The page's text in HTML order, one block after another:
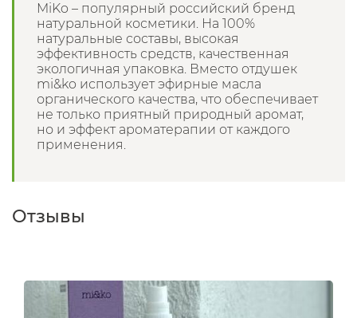
MiKo – популярный российский бренд
натуральной косметики. На 100%
натуральные составы, высокая
эффективность средств, качественная
экологичная упаковка. Вместо отдушек
mi&ko использует эфирные масла
органического качества, что обеспечивает
не только приятный природный аромат,
но и эффект ароматерапии от каждого
применения.
Отзывы